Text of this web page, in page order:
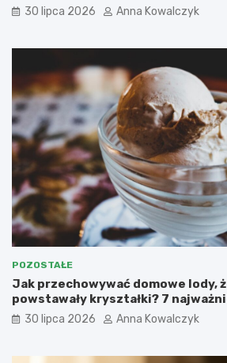
30 lipca 2026 Anna Kowalczyk
POZOSTAŁE
Jak przechowywać domowe lody,
powstawały kryształki? 7
30 lipca 2026 Anna Kowalczyk